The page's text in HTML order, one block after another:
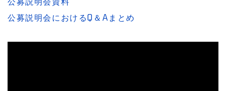
公募説明会におけるQ＆Aまとめ